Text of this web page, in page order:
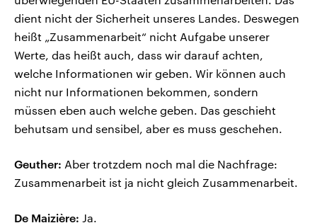
dient nicht der Sicherheit unseres Landes. Deswegen
heißt „Zusammenarbeit“ nicht Aufgabe unserer
Werte, das heißt auch, dass wir darauf achten,
welche Informationen wir geben. Wir können auch
nicht nur Informationen bekommen, sondern
müssen eben auch welche geben. Das geschieht
behutsam und sensibel, aber es muss geschehen.
Geuther: Aber trotzdem noch mal die Nachfrage:
Zusammenarbeit ist ja nicht gleich Zusammenarbeit.
De Maizière: Ja.